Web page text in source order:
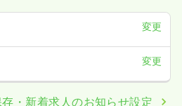
変更
変更
・新着求人のお知らせ設定